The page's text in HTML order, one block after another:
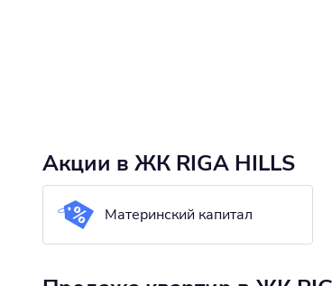
Акции в ЖК RIGA HILLS
Материнский капитал